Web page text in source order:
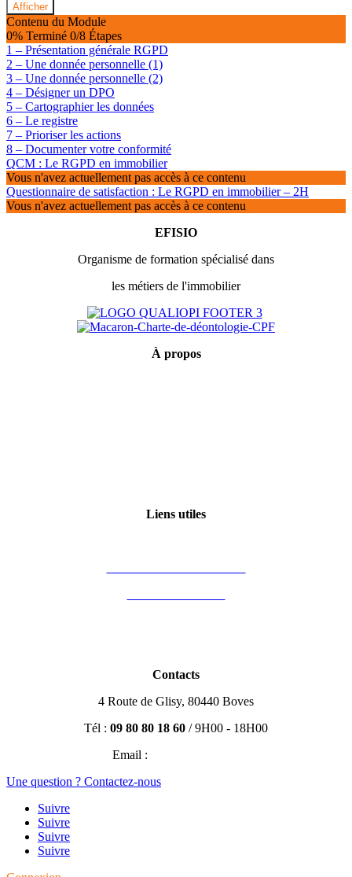
Afficher
Le
RGPD
en
immobilier
Contenu du Module
0% Terminé 0/8 Étapes
1 – Présentation générale RGPD
2 – Une donnée personnelle (1)
3 – Une donnée personnelle (2)
4 – Désigner un DPO
5 – Cartographier les données
6 – Le registre
7 – Prioriser les actions
8 – Documenter votre conformité
QCM : Le RGPD en immobilier
Vous n'avez actuellement pas accès à ce contenu
Questionnaire de satisfaction : Le RGPD en immobilier – 2H
Vous n'avez actuellement pas accès à ce contenu
EFISIO
Organisme de formation spécialisé dans
les métiers de l'immobilier
À propos
Liens utiles
Contacts
4 Route de Glisy, 80440 Boves
Tél : 09 80 80 18 60 / 9H00 - 18H00
Email :
Une question ? Contactez-nous
Suivre
Suivre
Suivre
Suivre